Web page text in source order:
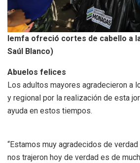
Iemfa ofreció cortes de cabello a
Saúl Blanco)
Abuelos felices
Los adultos mayores agradecieron a
y regional por la realización de esta
ayuda en estos tiempos.
“Estamos muy agradecidos de
nos trajeron hoy de verdad es de